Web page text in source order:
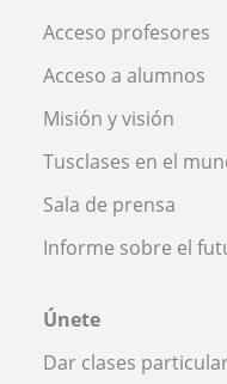
Acceso profesores
Acceso a alumnos
Misión y visión
Tusclases en el
Sala de prensa
Informe sobre el
Únete
Dar clases